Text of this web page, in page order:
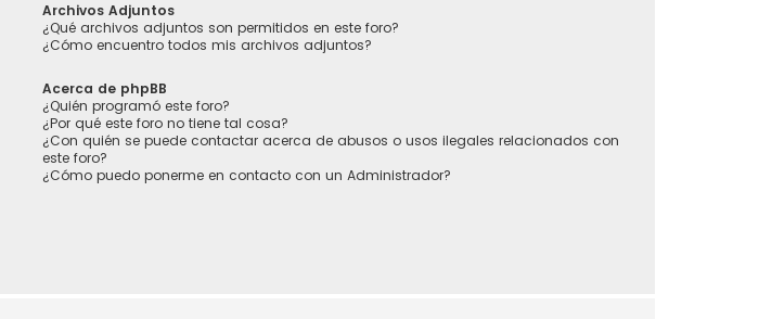
Archivos Adjuntos
¿Qué archivos adjuntos son permitidos en este foro?
¿Cómo encuentro todos mis archivos adjuntos?
Acerca de phpBB
¿Quién programó este foro?
¿Por qué este foro no tiene tal cosa?
¿Con quién se puede contactar acerca de abusos o usos ilegales relacionados con
este foro?
¿Cómo puedo ponerme en contacto con un Administrador?